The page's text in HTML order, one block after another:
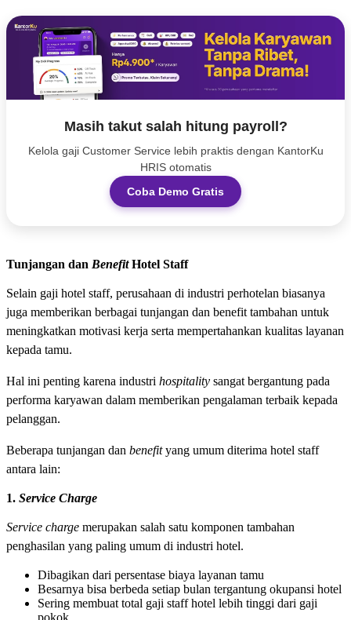
Masih takut salah hitung payroll?
Kelola gaji Customer Service lebih praktis dengan KantorKu
HRIS otomatis
Coba Demo Gratis
Tunjangan dan BenefitHotel Staff
Selain gaji hotel staff, perusahaan di industri perhotelan biasanya
juga memberikan berbagai tunjangan dan benefit tambahan untuk
meningkatkan motivasi kerja serta mempertahankan kualitas layanan
kepada tamu.
Hal ini penting karena industri hospitality sangat bergantung pada
performa karyawan dalam memberikan pengalaman terbaik kepada
pelanggan.
Beberapa tunjangan dan benefityang umum diterima hotel staff
antara lain:
1. Service Charge
Service charge merupakan salah satu komponen tambahan
penghasilan yang paling umum di industri hotel.
Dibagikan dari persentase biaya layanan tamu
Besarnya bisa berbeda setiap bulan tergantung okupansi hotel
Sering membuat total gaji staff hotel lebih tinggi dari gaji
pokok